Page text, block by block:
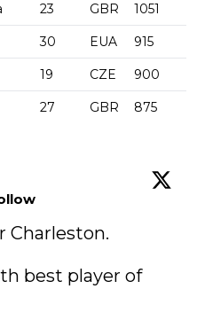
23 GBR 1051
30 EUA 915
19 CZE 900
27 GBR 875
Charleston.
best player of